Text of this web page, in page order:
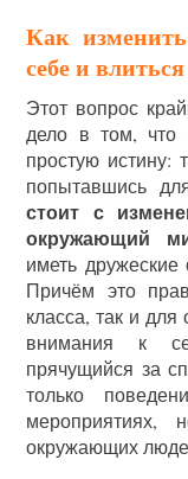
Как
себе и
Этот вопрос
дело в том, что
простую истину:
попытавшись
стоит с
окружающий
иметь
Причём это
класса, так и
внимания к
прячущийся за
только
мероприятиях,
окружающих